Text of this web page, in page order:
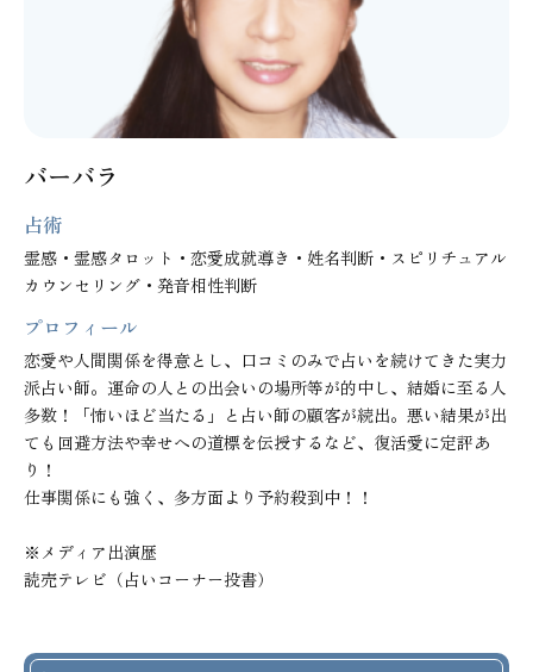
バーバラ
占術
霊感・霊感タロット・恋愛成就導き・姓名判断・スピリチュアル
カウンセリング・発音相性判断
プロフィール
恋愛や人間関係を得意とし、口コミのみで占いを続けてきた実力
派占い師。運命の人との出会いの場所等が的中し、結婚に至る人
多数！「怖いほど当たる」と占い師の顧客が続出。悪い結果が出
ても回避方法や幸せへの道標を伝授するなど、復活愛に定評あ
り！
仕事関係にも強く、多方面より予約殺到中！！
※メディア出演歴
読売テレビ（占いコーナー投書）